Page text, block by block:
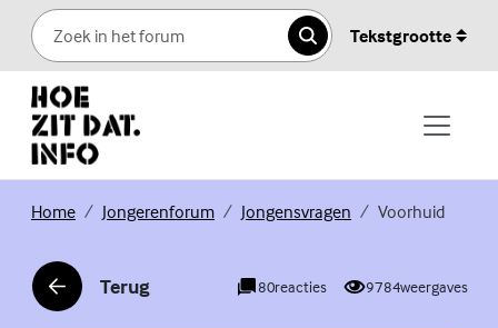
Skip to content
Zoeken
Tekstgrootte
Home(Externe link)
Jongerenforum(Externe link)
Jongensvragen (Externe link)
Voorhuid
Terug
(Externe link) 80reacties 9784weergaves